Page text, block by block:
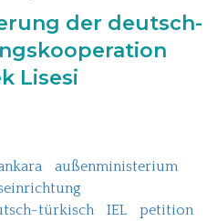
der deutsch-
Lisesi
außenministerium
türkisch IEL
petition